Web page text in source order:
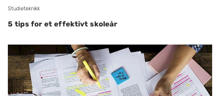
Studieteknikk
5 tips for et effektivt skoleår